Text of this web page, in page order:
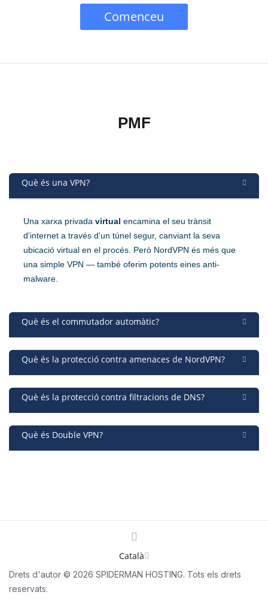
Comenceu
PMF
Què és una VPN?
Una xarxa privada virtual encamina el seu trànsit
d'internet a través d'un túnel segur, canviant la seva
ubicació virtual en el procés. Però NordVPN és més que
una simple VPN — també oferim potents eines anti-
malware.
Què és el commutador automàtic?
Què és la protecció contra amenaces de NordVPN?
Què és la protecció contra filtracions de DNS?
Què és Double VPN?
Drets d'autor © 2026 SPIDERMAN HOSTING. Tots els drets
reservats.
Català